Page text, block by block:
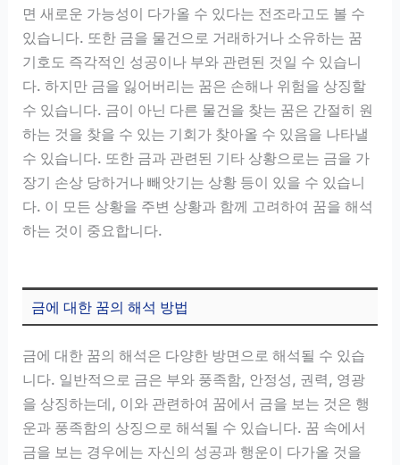
면 새로운 가능성이 다가올 수 있다는 전조라고도 볼 수
있습니다. 또한 금을 물건으로 거래하거나 소유하는 꿈
기호도 즉각적인 성공이나 부와 관련된 것일 수 있습니
다. 하지만 금을 잃어버리는 꿈은 손해나 위험을 상징할
수 있습니다. 금이 아닌 다른 물건을 찾는 꿈은 간절히 원
하는 것을 찾을 수 있는 기회가 찾아올 수 있음을 나타낼
수 있습니다. 또한 금과 관련된 기타 상황으로는 금을 가
장기 손상 당하거나 빼앗기는 상황 등이 있을 수 있습니
다. 이 모든 상황을 주변 상황과 함께 고려하여 꿈을 해석
하는 것이 중요합니다.
금에 대한 꿈의 해석 방법
금에 대한 꿈의 해석은 다양한 방면으로 해석될 수 있습
니다. 일반적으로 금은 부와 풍족함, 안정성, 권력, 영광
을 상징하는데, 이와 관련하여 꿈에서 금을 보는 것은 행
운과 풍족함의 상징으로 해석될 수 있습니다. 꿈 속에서
금을 보는 경우에는 자신의 성공과 행운이 다가올 것을